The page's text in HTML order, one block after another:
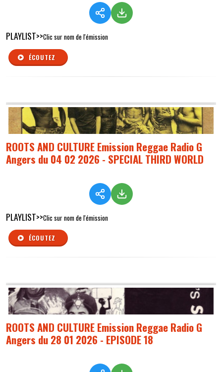
PLAYLIST>>Clic sur nom de l'émission
ÉCOUTEZ
ROOTS AND CULTURE Emission Reggae Radio G
Angers du 04 02 2026 - SPECIAL THIRD WORLD
PLAYLIST>>Clic sur nom de l'émission
ÉCOUTEZ
ROOTS AND CULTURE Emission Reggae Radio G
Angers du 28 01 2026 - EPISODE 18